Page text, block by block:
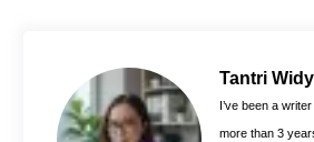
k
e
s
A
p
p
Tantri
I’ve been a
more than 3